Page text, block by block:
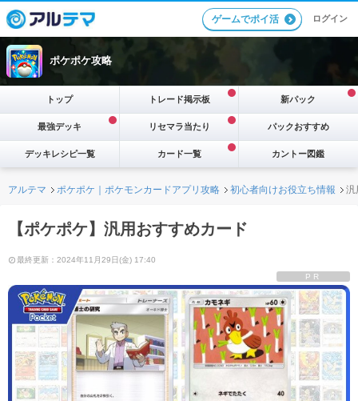
ゲームでポイ活 ログイン
ポケポケ攻略
トップ トレード掲示板 新パック
最強デッキ リセマラ当たり パックおすすめ
デッキレシピ一覧 カード一覧 カントー図鑑
アルテマ ポケポケ｜ポケモンカードアプリ攻略 初心者向けお役立ち情報 汎
【ポケポケ】汎用おすすめカード
最終更新：2024年11月29日(金) 17:40
PR